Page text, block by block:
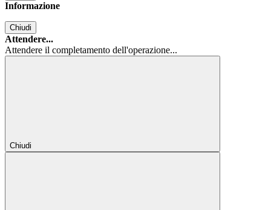
Informazione
Chiudi
Attendere...
Attendere il completamento dell'operazione...
Chiudi